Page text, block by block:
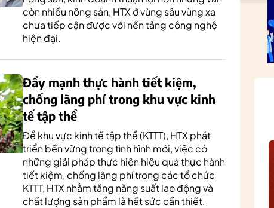
còn nhiều nông sản, HTX ở vùng sâu vùng xa
chưa tiếp cận được với nền tảng công nghệ
hiện đại.
Đẩy mạnh thực hành tiết kiệm,
chống lãng phí trong khu vực kinh
tế tập thể
Để khu vực kinh tế tập thể (KTTT), HTX phát
triển bền vững trong tình hình mới, việc có
những giải pháp thực hiện hiệu quả thực hành
tiết kiệm, chống lãng phí trong các tổ chức
KTTT, HTX nhằm tăng năng suất lao động và
chất lượng sản phẩm là hết sức cần thiết.